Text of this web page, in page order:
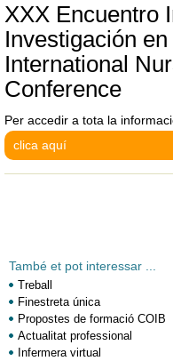
XXX Encuentro
Investigación
International
Conference
Per accedir a tota la
clica aquí
També et pot interessar ...
Treball
Finestreta única
Propostes de formació COIB
Actualitat professional
Infermera virtual